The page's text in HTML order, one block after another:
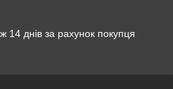
14 днів за рахунок покупця